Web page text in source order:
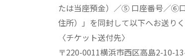
たは当座預金）／⑤ 口座番号／⑥
住所）」を同封して以下へお送りく
〈チケット送付先〉
〒220-0011横浜市西区高島2-10-